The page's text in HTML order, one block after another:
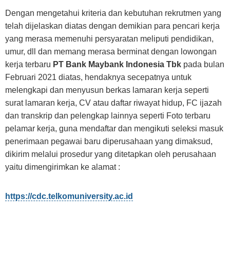
Dengan mengetahui kriteria dan kebutuhan rekrutmen yang
telah dijelaskan diatas dengan demikian para pencari kerja
yang merasa memenuhi persyaratan meliputi pendidikan,
umur, dll dan memang merasa berminat dengan lowongan
kerja terbaru PT Bank Maybank Indonesia Tbk pada bulan
Februari 2021 diatas, hendaknya secepatnya untuk
melengkapi dan menyusun berkas lamaran kerja seperti
surat lamaran kerja, CV atau daftar riwayat hidup, FC ijazah
dan transkrip dan pelengkap lainnya seperti Foto terbaru
pelamar kerja, guna mendaftar dan mengikuti seleksi masuk
penerimaan pegawai baru diperusahaan yang dimaksud,
dikirim melalui prosedur yang ditetapkan oleh perusahaan
yaitu dimengirimkan ke alamat :
https://cdc.telkomuniversity.ac.id